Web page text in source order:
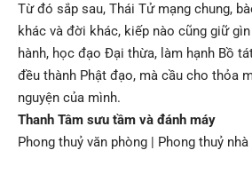
Từ đó sắp sau, Thái Tử mạng chung,
khác và đời khác, kiếp nào cũng giữ
hành, học đạo Đại thừa, làm hạnh Bồ
đều thành Phật đạo, mà cầu cho thỏa
nguyện của mình.
Thanh Tâm sưu tầm và đánh máy
Phong thuỷ văn phòng | Phong thuỷ nhà